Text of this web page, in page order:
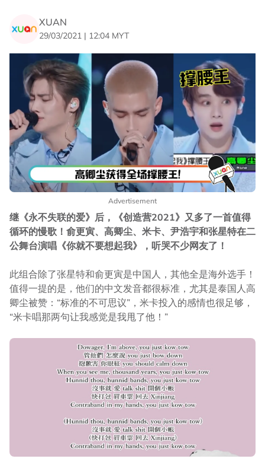
XUAN
29/03/2021 | 12:04 MYT
Advertisement
继《永不失联的爱》后，《创造营2021》又多了一首值得
循环的慢歌！俞更寅、高卿尘、米卡、尹浩宇和张星特在二
公舞台演唱《你就不要想起我》，听哭不少网友了！
此组合除了张星特和俞更寅是中国人，其他全是海外选手！
值得一提的是，他们的中文发音都很标准，尤其是泰国人高
卿尘被赞：“标准的不可思议”，米卡投入的感情也很足够，
“米卡唱那两句让我感觉是我甩了他！”